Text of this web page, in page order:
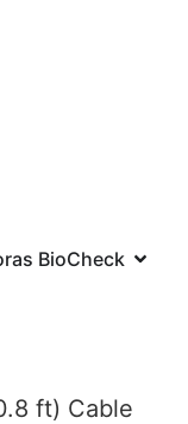
BioCheck
ft) Cable